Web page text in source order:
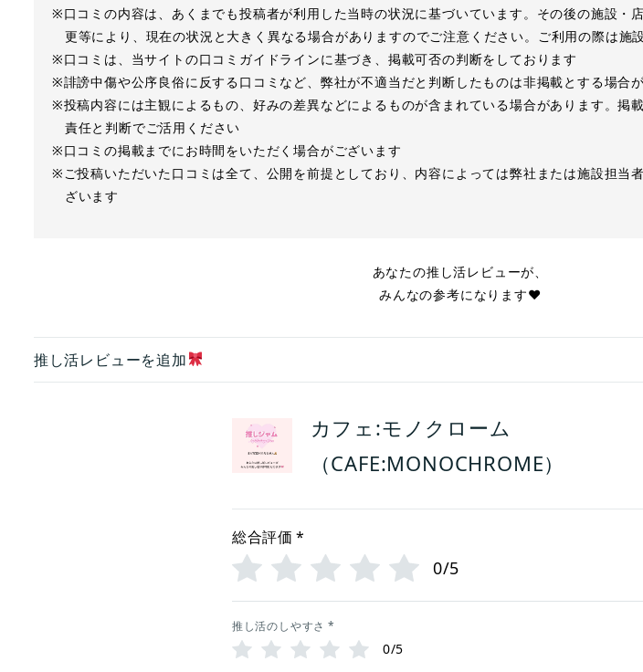
※口コミの内容は、あくまでも投稿者が利用した当時の状況に基づいています。その後の施設・
更等により、現在の状況と大きく異なる場合がありますのでご注意ください。ご利用の際は施
※口コミは、当サイトの口コミガイドラインに基づき、掲載可否の判断をしております
※誹謗中傷や公序良俗に反する口コミなど、弊社が不適当だと判断したものは非掲載とする場合
※投稿内容には主観によるもの、好みの差異などによるものが含まれている場合があります。掲
責任と判断でご活用ください
※口コミの掲載までにお時間をいただく場合がございます
※ご投稿いただいた口コミは全て、公開を前提としており、内容によっては弊社または施設担当
ざいます
あなたの推し活レビューが、
みんなの参考になります❤︎
推し活レビューを追加
カフェ:モノクローム
（CAFE:MONOCHROME）
総合評価 *
0/5
推し活のしやすさ *
0/5